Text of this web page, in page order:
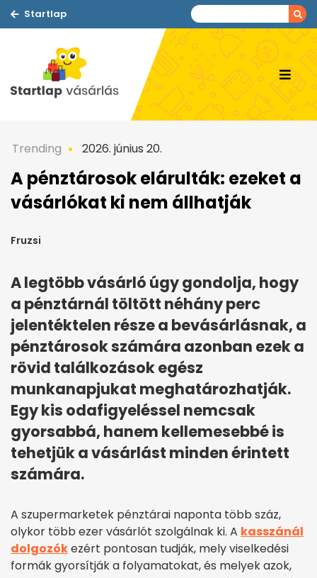
Startlap
Trending 2026. június 20.
A pénztárosok elárulták: ezeket a
vásárlókat ki nem állhatják
Fruzsi
A legtöbb vásárló úgy gondolja, hogy
a pénztárnál töltött néhány perc
jelentéktelen része a bevásárlásnak, a
pénztárosok számára azonban ezek a
rövid találkozások egész
munkanapjukat meghatározhatják.
Egy kis odafigyeléssel nemcsak
gyorsabbá, hanem kellemesebbé is
tehetjük a vásárlást minden érintett
számára.
A szupermarketek pénztárai naponta több száz,
olykor több ezer vásárlót szolgálnak ki. A kasszánál
dolgozókezért pontosan tudják, mely viselkedési
formák gyorsítják a folyamatokat, és melyek azok,